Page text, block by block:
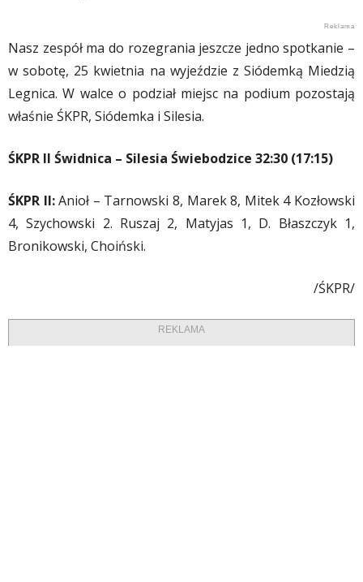
Nasz zespół ma do rozegrania jeszcze jedno spotkanie –
w sobotę, 25 kwietnia na wyjeździe z Siódemką Miedzią
Legnica. W walce o podział miejsc na podium pozostają
właśnie ŚKPR, Siódemka i Silesia.
ŚKPR II Świdnica – Silesia Świebodzice 32:30 (17:15)
ŚKPR II:Anioł – Tarnowski 8, Marek 8, Mitek 4 Kozłowski
4, Szychowski 2. Ruszaj 2, Matyjas 1, D. Błaszczyk 1,
Bronikowski, Choiński.
/ŚKPR/
REKLAMA